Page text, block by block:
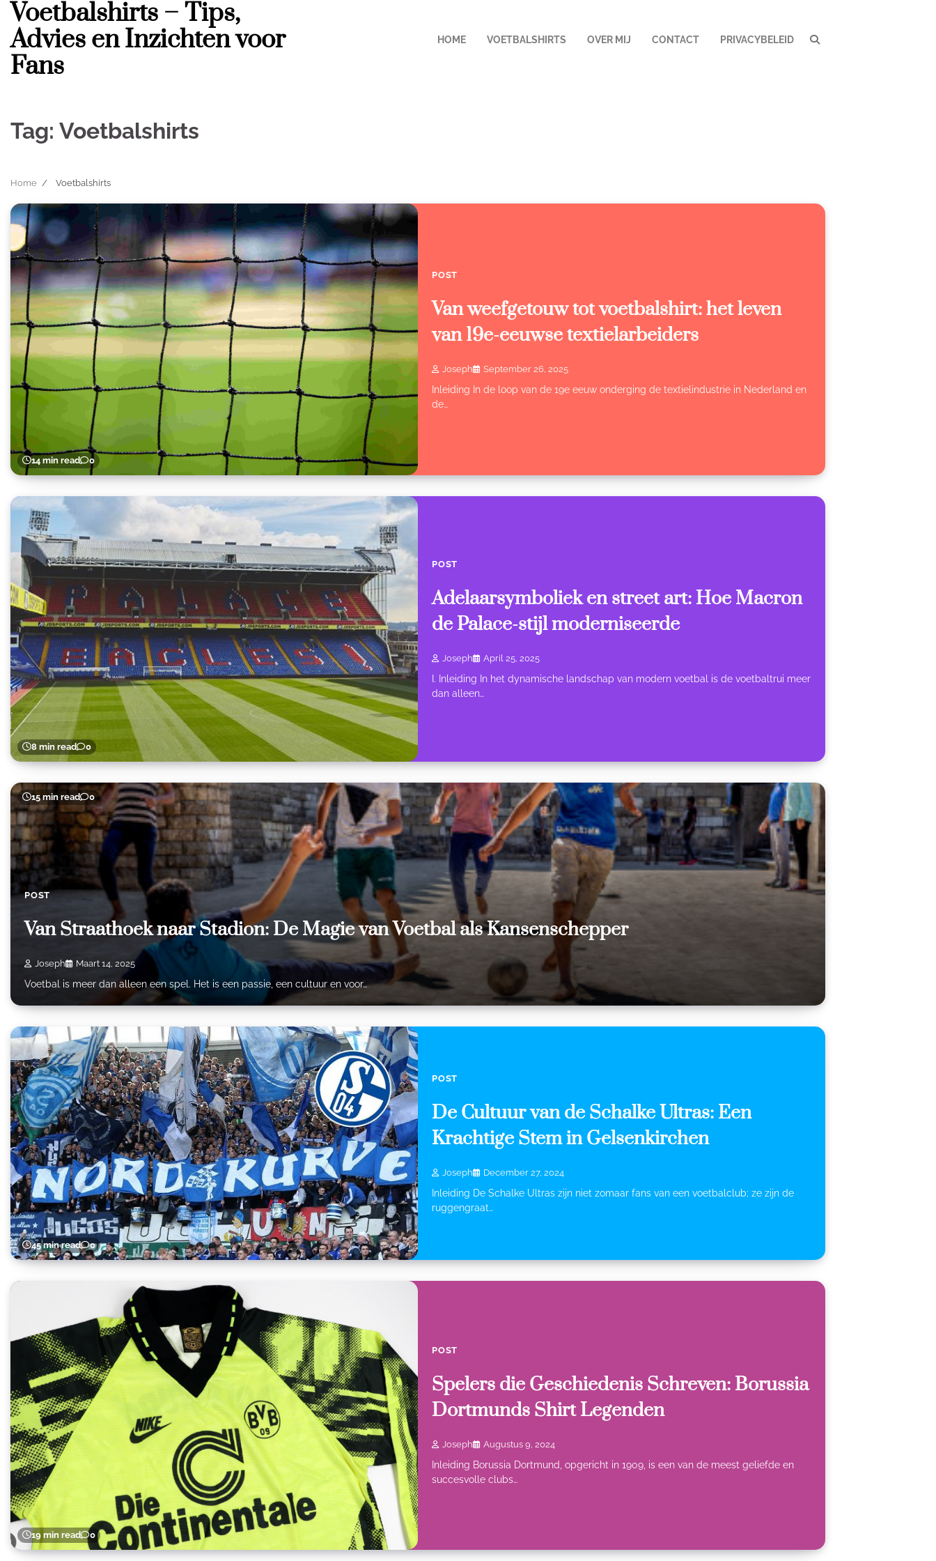
Skip
content
Voetbalshirts – Tips,
Advies en Inzichten voor
Fans
HOME VOETBALSHIRTS OVER MIJ CONTACT PRIVACYBELEID
Tag: Voetbalshirts
Home Voetbalshirts
14 min read 0
POST
Van weefgetouw tot voetbalshirt: het leven
van 19e-eeuwse textielarbeiders
Joseph September 26, 2025
Inleiding In de loop van de 19e eeuw onderging de textielindustrie in Nederland en
de…
8 min read 0
POST
Adelaarsymboliek en street art: Hoe Macron
de Palace-stijl moderniseerde
Joseph April 25, 2025
I. Inleiding In het dynamische landschap van modern voetbal is de voetbaltrui meer
dan alleen…
15 min read 0
POST
Van Straathoek naar Stadion: De Magie van Voetbal als Kansenschepper
Joseph Maart 14, 2025
Voetbal is meer dan alleen een spel. Het is een passie, een cultuur en voor…
45 min read 0
POST
De Cultuur van de Schalke Ultras: Een
Krachtige Stem in Gelsenkirchen
Joseph December 27, 2024
Inleiding De Schalke Ultras zijn niet zomaar fans van een voetbalclub; ze zijn de
ruggengraat…
19 min read 0
POST
Spelers die Geschiedenis Schreven: Borussia
Dortmunds Shirt Legenden
Joseph Augustus 9, 2024
Inleiding Borussia Dortmund, opgericht in 1909, is een van de meest geliefde en
succesvolle clubs…